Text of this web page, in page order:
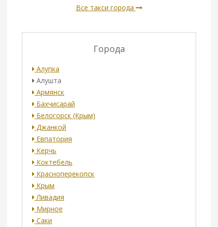
Все такси города
Города
Алупка
Алушта
Армянск
Бахчисарай
Белогорск (Крым)
Джанкой
Евпатория
Керчь
Коктебель
Красноперекопск
Крым
Ливадия
Мирное
Саки